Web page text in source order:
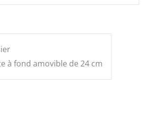
à fond amovible de 24 cm